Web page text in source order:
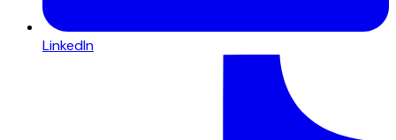
LinkedIn